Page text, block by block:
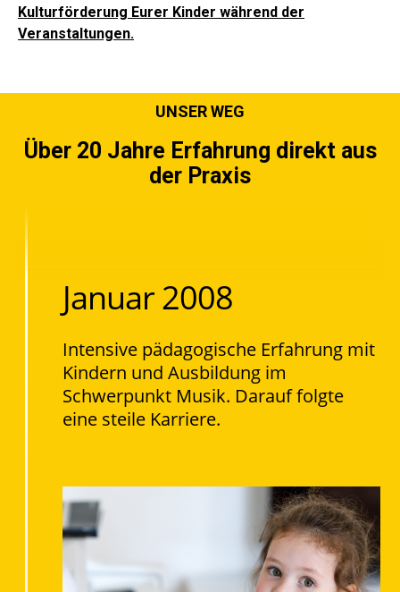
Kulturförderung Eurer Kinder während der
Veranstaltungen.
UNSER WEG
Über 20 Jahre Erfahrung direkt aus
der Praxis
Januar 2008
Intensive pädagogische Erfahrung mit
Kindern und Ausbildung im
Schwerpunkt Musik. Darauf folgte
eine steile Karriere.